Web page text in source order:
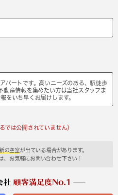
パートです。高いニーズのある、駅徒歩
動産情報を集めたい方は当社スタッフま
をいち早くお届けします。
では公開されていません）
の空室が出ている場合があります。
、お気軽にお問い合わせ下さい！